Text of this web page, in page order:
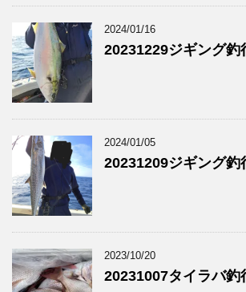
2024/01/16
20231229ジギング釣
2024/01/05
20231209ジギング釣
2023/10/20
20231007タイラバ釣